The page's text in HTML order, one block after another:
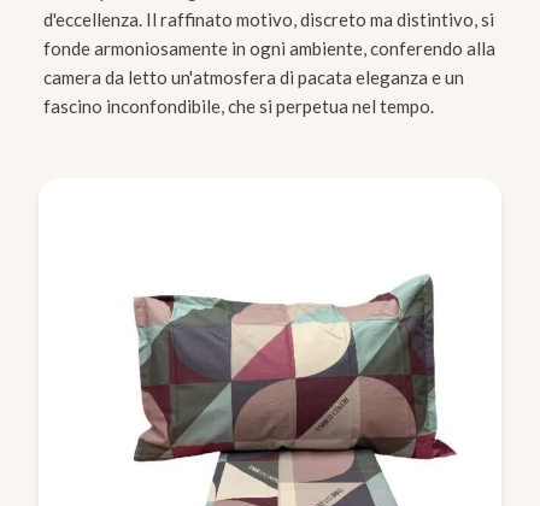
d'eccellenza. Il raffinato motivo, discreto ma distintivo, si
fonde armoniosamente in ogni ambiente, conferendo alla
camera da letto un'atmosfera di pacata eleganza e un
fascino inconfondibile, che si perpetua nel tempo.